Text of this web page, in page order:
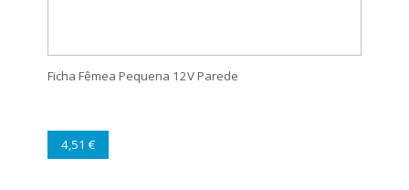
Ficha Fêmea Pequena 12V Parede
4,51 €